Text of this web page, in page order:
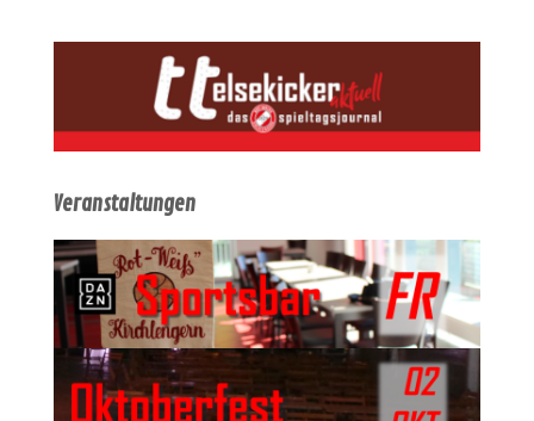
Veranstaltungen